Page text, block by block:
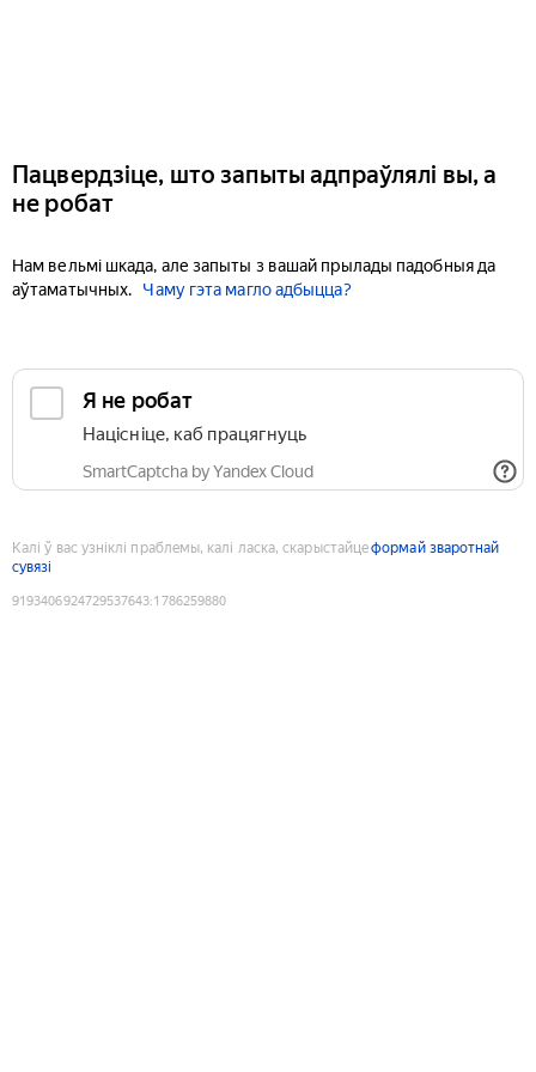
Пацвердзіце, што запыты адпраўлялі вы, а
не робат
Нам вельмі шкада, але запыты з вашай прылады падобныя да
аўтаматычных.
Чаму гэта магло адбыцца?
Я не робат
Націсніце, каб працягнуць
SmartCaptcha by Yandex Cloud
Калі ў вас узніклі праблемы, калі ласка, скарыстайцеформай зваротнай
сувязі
9193406924729537643:1786259880